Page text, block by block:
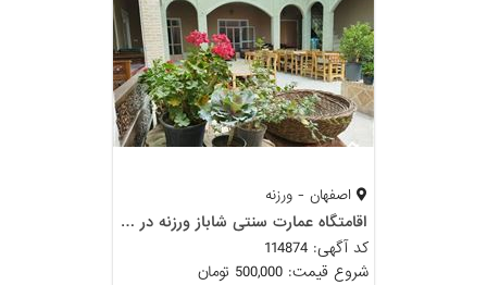
اصفهان - ورزنه
اقامتگاه عمارت سنتی شاباز ورزنه در شهرکویر ورزنه
کد آگهی: 114874
شروع قیمت: 500,000 تومان